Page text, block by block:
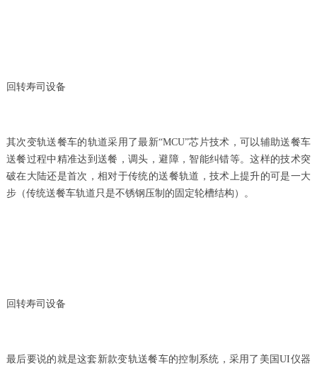
回转寿司设备
其次变轨送餐车的轨道采用了最新“MCU”芯片技术，可以辅助送餐车
送餐过程中精准达到送餐，调头，避障，智能纠错等。这样的技术突
破在大陆还是首次，相对于传统的送餐轨道，技术上提升的可是一大
步（传统送餐车轨道只是不锈钢压制的固定轮槽结构）。
回转寿司设备
最后要说的就是这套新款变轨送餐车的控制系统，采用了美国UI仪器